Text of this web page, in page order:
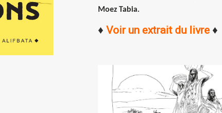
Moez Tabia.
♦Voir un extrait du livre♦